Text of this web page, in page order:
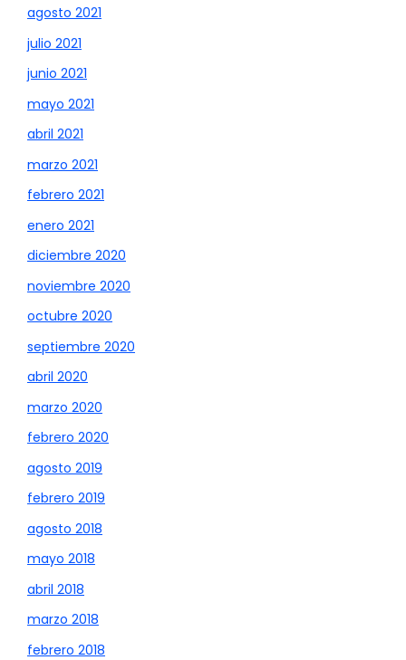
agosto 2021
julio 2021
junio 2021
mayo 2021
abril 2021
marzo 2021
febrero 2021
enero 2021
diciembre 2020
noviembre 2020
octubre 2020
septiembre 2020
abril 2020
marzo 2020
febrero 2020
agosto 2019
febrero 2019
agosto 2018
mayo 2018
abril 2018
marzo 2018
febrero 2018